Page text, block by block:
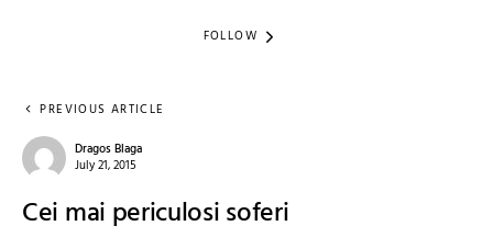
FOLLOW
PREVIOUS ARTICLE
Dragos Blaga
July 21, 2015
Cei mai periculosi soferi